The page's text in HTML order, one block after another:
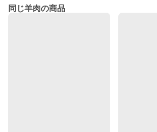
同じ羊肉の商品